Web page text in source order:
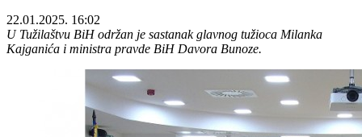
22.01.2025. 16:02
U Tužilaštvu BiH održan je sastanak glavnog tužioca Milanka
Kajganića i ministra pravde BiH Davora Bunoze.